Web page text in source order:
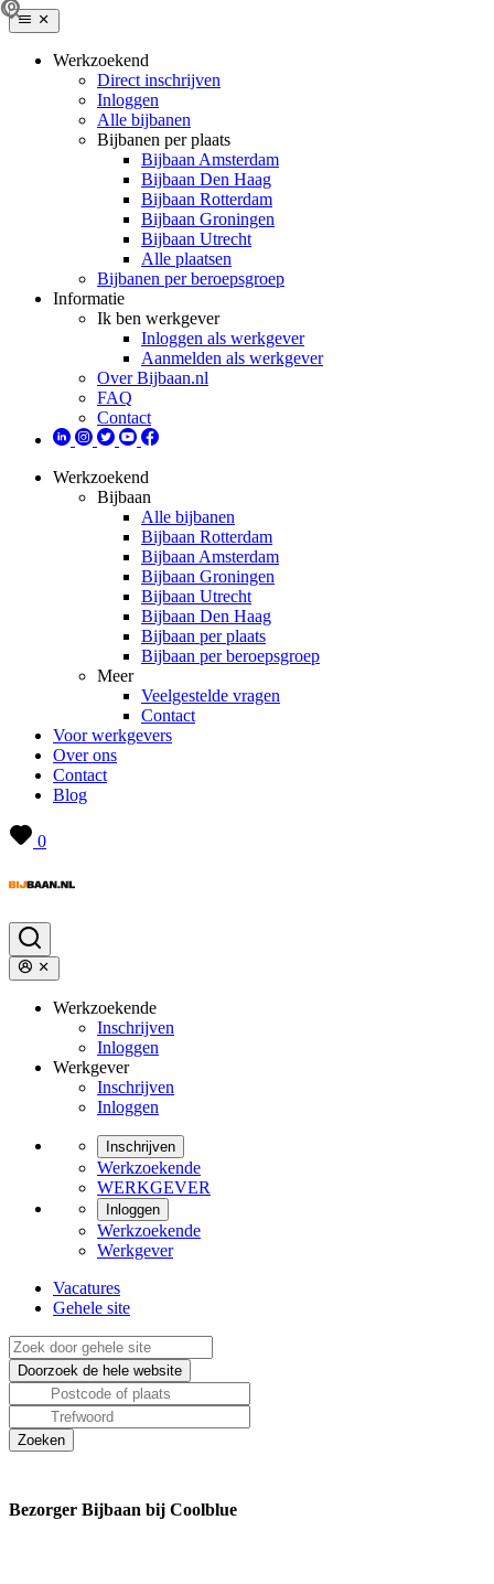
Werkzoekend
Direct inschrijven
Inloggen
Alle bijbanen
Bijbanen per plaats
Bijbaan Amsterdam
Bijbaan Den Haag
Bijbaan Rotterdam
Bijbaan Groningen
Bijbaan Utrecht
Alle plaatsen
Bijbanen per beroepsgroep
Informatie
Ik ben werkgever
Inloggen als werkgever
Aanmelden als werkgever
Over Bijbaan.nl
FAQ
Contact
Werkzoekend
Bijbaan
Alle bijbanen
Bijbaan Rotterdam
Bijbaan Amsterdam
Bijbaan Groningen
Bijbaan Utrecht
Bijbaan Den Haag
Bijbaan per plaats
Bijbaan per beroepsgroep
Meer
Veelgestelde vragen
Contact
Voor werkgevers
Over ons
Contact
Blog
0
Werkzoekende
Inschrijven
Inloggen
Werkgever
Inschrijven
Inloggen
Inschrijven
Werkzoekende
WERKGEVER
Inloggen
Werkzoekende
Werkgever
Vacatures
Gehele site
Bezorger Bijbaan bij Coolblue